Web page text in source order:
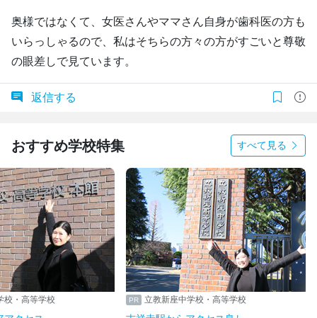
奥様ではなくて、女医さんやママさん自身が歯科医の方も
いらっしゃるので、私はそちらの方々の方がすごいと尊敬
の眼差しで見ています。
返信する
おすすめ学校特集 すべて見る
校・高等学校 立教新座中学校・高等学校